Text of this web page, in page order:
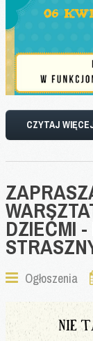
CZYTAJ
DZIEĆMI -
Ogłoszenia